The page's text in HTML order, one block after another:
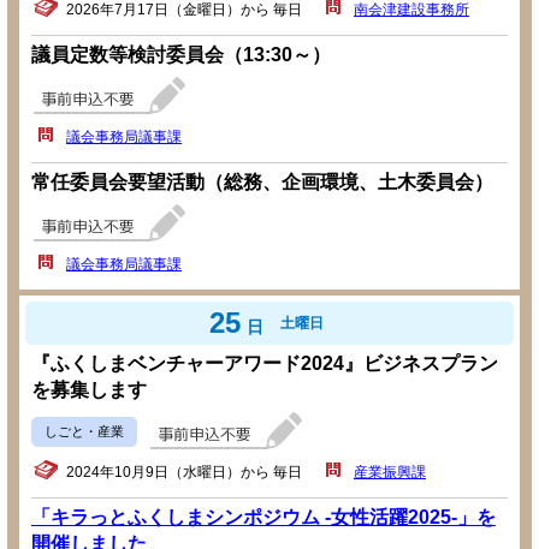
2026年7月17日（金曜日）から 毎日 南会津建設事務所
議員定数等検討委員会（13:30～）
議会事務局議事課
常任委員会要望活動（総務、企画環境、土木委員会）
議会事務局議事課
25 日 土曜日
『ふくしまベンチャーアワード2024』ビジネスプラン
を募集します
しごと・産業
2024年10月9日（水曜日）から 毎日 産業振興課
「キラっとふくしまシンポジウム -女性活躍2025-」を
開催しました